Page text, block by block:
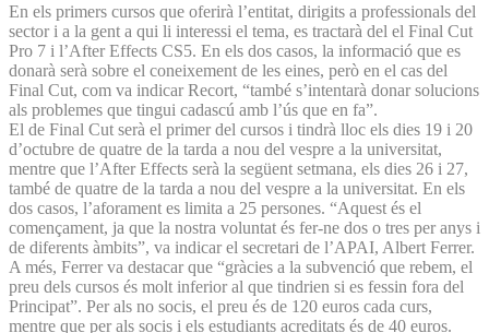
En els primers cursos que oferirà l’entitat, dirigits a professionals del
sector i a la gent a qui li interessi el tema, es tractarà del el Final Cut
Pro 7 i l’After Effects CS5. En els dos casos, la informació que es
donarà serà sobre el coneixement de les eines, però en el cas del
Final Cut, com va indicar Recort, “també s’intentarà donar solucions
als problemes que tingui cadascú amb l’ús que en fa”.
El de Final Cut serà el primer del cursos i tindrà lloc els dies 19 i 20
d’octubre de quatre de la tarda a nou del vespre a la universitat,
mentre que l’After Effects serà la següent setmana, els dies 26 i 27,
també de quatre de la tarda a nou del vespre a la universitat. En els
dos casos, l’aforament es limita a 25 persones. “Aquest és el
començament, ja que la nostra voluntat és fer-ne dos o tres per anys i
de diferents àmbits”, va indicar el secretari de l’APAI, Albert Ferrer.
A més, Ferrer va destacar que “gràcies a la subvenció que rebem, el
preu dels cursos és molt inferior al que tindrien si es fessin fora del
Principat”. Per als no socis, el preu és de 120 euros cada curs,
mentre que per als socis i els estudiants acreditats és de 40 euros.